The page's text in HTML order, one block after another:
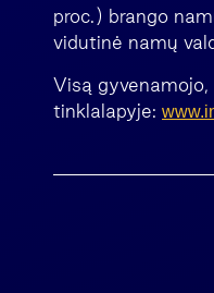
proc.) brango
vidutinė namų
Visą gyvenamojo,
tinklalapyje: